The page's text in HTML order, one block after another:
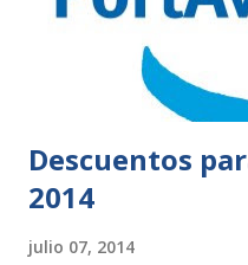
Descuentos
2014
julio 07, 2014